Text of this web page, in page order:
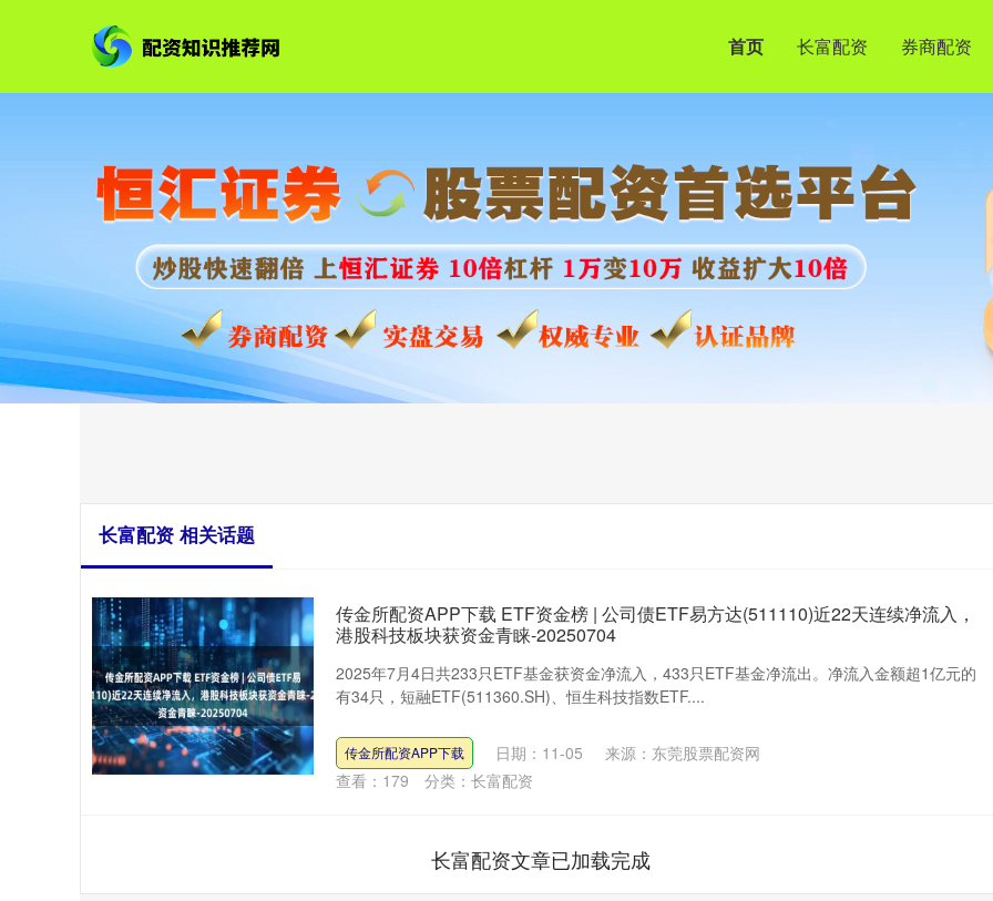
首页 长富配资 券商配资
长富配资 相关话题
传金所配资APP下载 ETF资金榜 | 公司债ETF易方达(511110)近22天连续净流入，
港股科技板块获资金青睐-20250704
2025年7月4日共233只ETF基金获资金净流入，433只ETF基金净流出。净流入金额超1亿元的
有34只，短融ETF(511360.SH)、恒生科技指数ETF....
传金所配资APP下载 日期：11-05
来源：东莞股票配资网
查看： 179 分类： 长富配资
长富配资文章已加载完成